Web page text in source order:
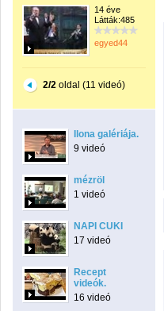
14 éve
Látták:485
egyed44
2/2 oldal (11 videó)
Ilona galériája.
9 videó
mézröl
1 videó
NAPI CUKI
17 videó
Recept
videók.
16 videó